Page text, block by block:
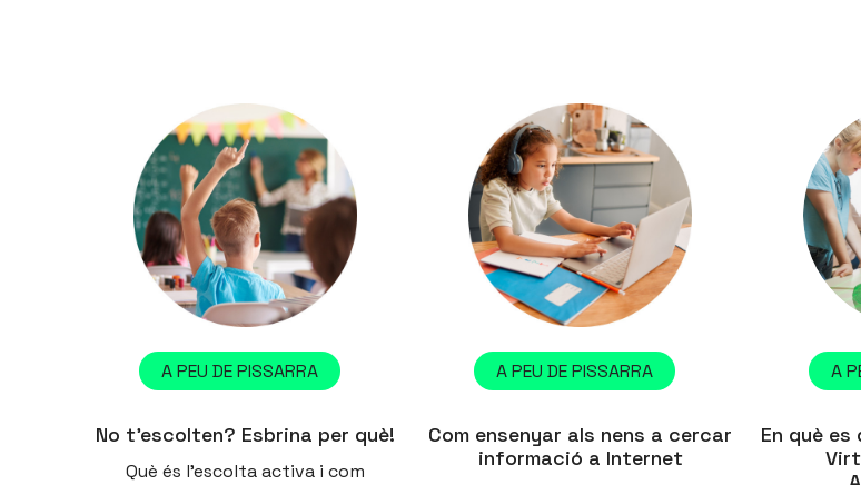
A PEU DE PISSARRA
No t’escolten? Esbrina per què!
Què és l'escolta activa i com
A PEU DE PISSARRA
Com ensenyar als nens a cercar
informació a Internet
A
En què